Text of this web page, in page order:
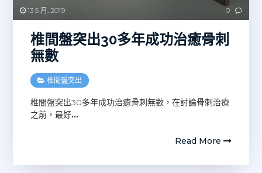
13 5 月, 2019 0
椎間盤突出30多年成功治癒骨刺
無數
椎間盤突出
椎間盤突出30多年成功治癒骨刺無數，在討論骨刺治療
之前，最好…
Read More